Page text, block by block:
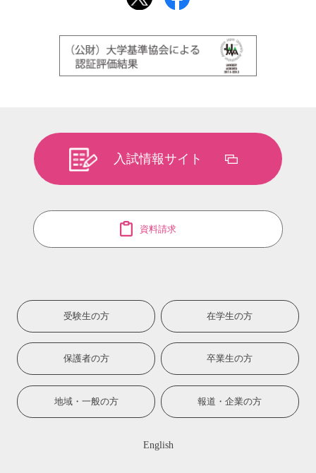
入試情報サイト
資料請求
受験生の方 在学生の方
保護者の方 卒業生の方
地域・一般の方 報道・企業の方
English